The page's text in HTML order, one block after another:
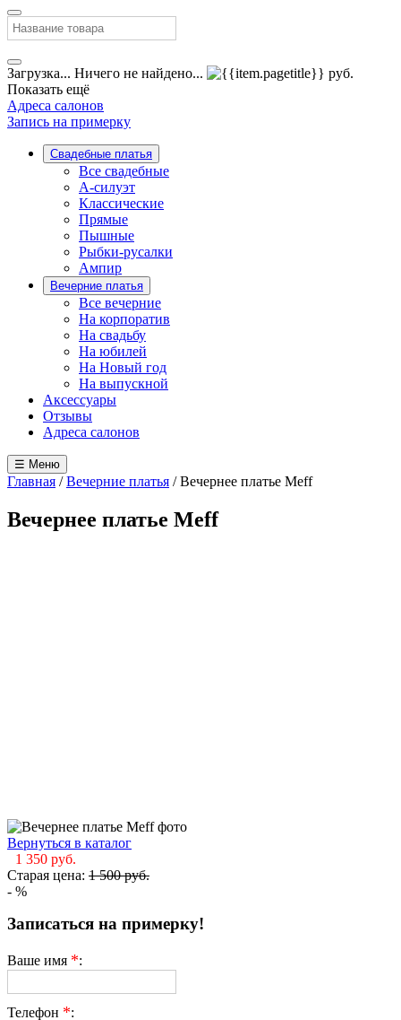
Загрузка... Ничего не найдено...
руб.
Показать ещё
Адреса салонов
Запись на примерку
Свадебные платья
Все свадебные
А-силуэт
Классические
Прямые
Пышные
Рыбки-русалки
Ампир
Вечерние платья
Все вечерние
На корпоратив
На свадьбу
На юбилей
На Новый год
На выпускной
Аксессуары
Отзывы
Адреса салонов
☰ Меню
Главная /Вечерние платья /Вечернее платье Meff
Вечернее платье Meff
Вернуться в каталог
1 350 руб.
Старая цена: 1 500руб.
- %
Записаться на примерку!
Ваше имя *:
Телефон *: